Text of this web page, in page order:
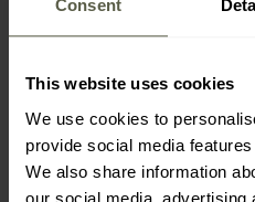
Consent
This website uses cookies
We use cookies to
provide social media
We also share information
our social media, advertising
835 Kč
1 128 Kč